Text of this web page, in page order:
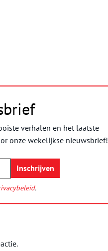
verhalen en het laatste
onze wekelijkse nieuwsbrief!
.